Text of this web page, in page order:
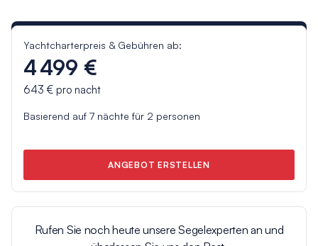
Yachtcharterpreis & Gebühren ab:
4 499 €
643 €pro nacht
Basierend auf 7nächte für 2 personen
ANGEBOT ERSTELLEN
Rufen Sie noch heute unsere Segelexperten an und